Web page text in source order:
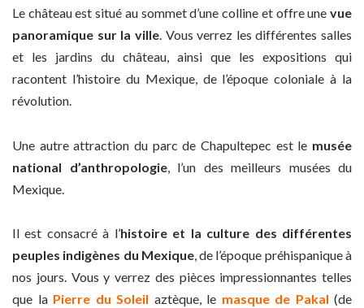
Le château est situé au sommet d’une colline et offre une vue
panoramique sur la ville. Vous verrez les différentes salles
et les jardins du château, ainsi que les expositions qui
racontent l’histoire du Mexique, de l’époque coloniale à la
révolution.
Une autre attraction du parc de Chapultepec est le musée
national d’anthropologie, l’un des meilleurs musées du
Mexique.
Il est consacré à l’histoire et la culture des différentes
peuples indigènes du Mexique, de l’époque préhispanique à
nos jours. Vous y verrez des pièces impressionnantes telles
que la Pierre du Soleil aztèque, le masque de Pakal (de